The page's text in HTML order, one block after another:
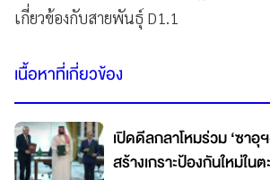
เกี่ยวข้องกับสายพันธุ์ D1.1
เนื้อหาที่เกี่ยวข้อง
เปิดดีลกลาโหมร่วม ‘ซา
สร้างเกราะป้องกันใหม่ใน